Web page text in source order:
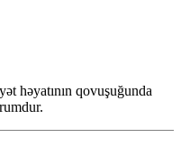
həyatının qovuşuğunda